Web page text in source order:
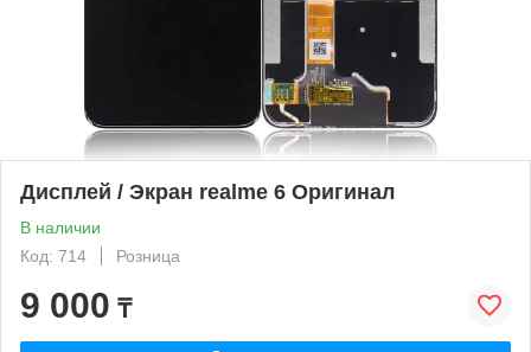
Дисплей / Экран realme 6 Оригинал
В наличии
Код: 714
Розница
9 000 ₸